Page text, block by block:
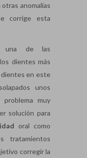
anomalías
corrige esta
una de las
dientes más
en este
unos
muy
solución para
oral como
tratamientos
corregir la